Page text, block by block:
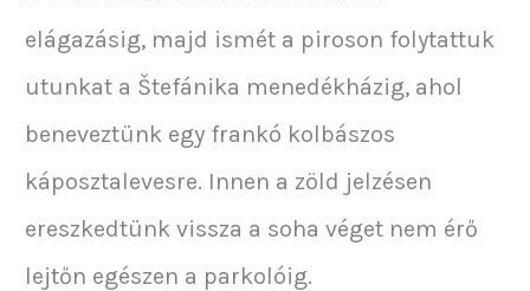
elágazásig, majd ismét a piroson folytattuk
utunkat a Štefánika menedékházig, ahol
beneveztünk egy frankó kolbászos
káposztalevesre. Innen a zöld jelzésen
ereszkedtünk vissza a soha véget nem érő
lejtőn egészen a parkolóig.